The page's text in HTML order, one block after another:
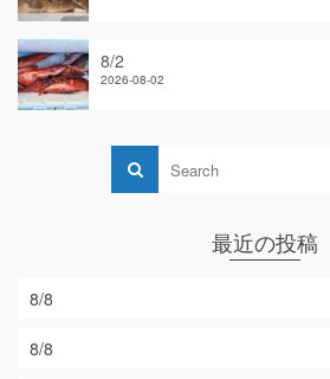
8/2
2026-08-02
最近の投稿
8/8
8/8